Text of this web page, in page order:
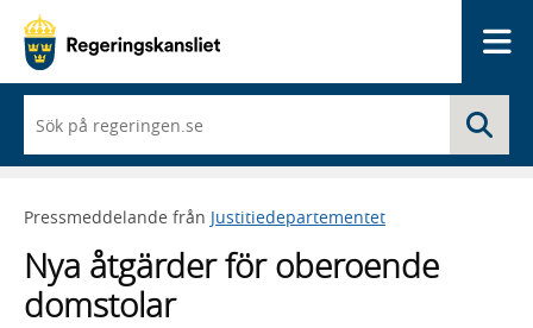
du
börjar
skriva
framträder
lista
med
sökförslag
Pressmeddelande från Justitiedepartementet
Nya åtgärder för oberoende
domstolar